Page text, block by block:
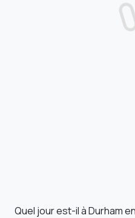
Quel jour est-il à Durham